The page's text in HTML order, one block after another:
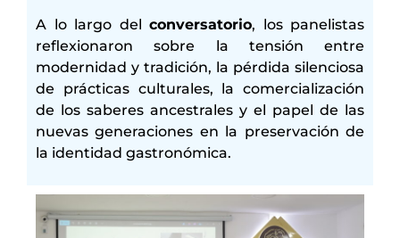
A lo largo del conversatorio, los panelistas
reflexionaron sobre la tensión entre
modernidad y tradición, la pérdida silenciosa
de prácticas culturales, la comercialización
de los saberes ancestrales y el papel de las
nuevas generaciones en la preservación de
la identidad gastronómica.